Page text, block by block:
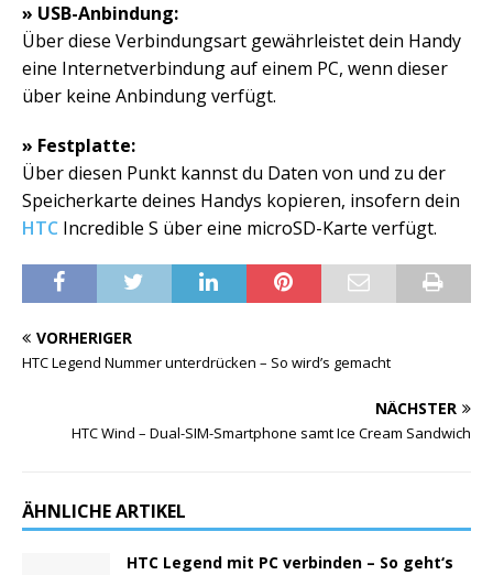
» USB-Anbindung:
Über diese Verbindungsart gewährleistet dein Handy
eine Internetverbindung auf einem PC, wenn dieser
über keine Anbindung verfügt.
» Festplatte:
Über diesen Punkt kannst du Daten von und zu der
Speicherkarte deines Handys kopieren, insofern dein
HTC Incredible S über eine microSD-Karte verfügt.
VORHERIGER
HTC Legend Nummer unterdrücken – So wird’s gemacht
NÄCHSTER
HTC Wind – Dual-SIM-Smartphone samt Ice Cream Sandwich
ÄHNLICHE ARTIKEL
HTC Legend mit PC verbinden – So geht‘s